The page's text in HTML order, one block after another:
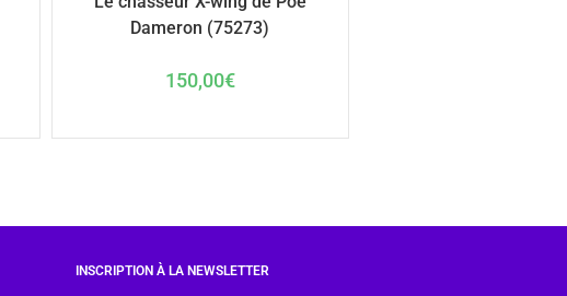
Dameron (75273)
150,00€
INSCRIPTION À LA NEWSLETTER